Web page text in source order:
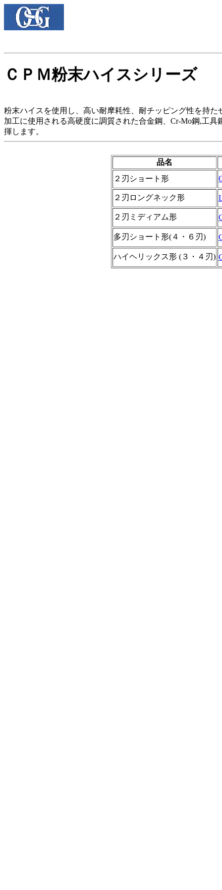
ＣＰＭ粉末ハイスシリーズ
粉末ハイスを使用し、高い耐摩耗性、耐チッピング性を持
加工に使用される高硬度に調質された合金鋼、Cr-Mo鋼,工
揮します。
品名
２刃ショート形
２刃ロングネック形
２刃ミディアム形
多刃ショート形(４・６刃)
ハイヘリックス形 (３・４刃)